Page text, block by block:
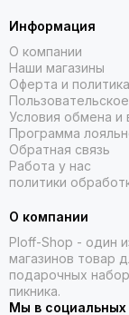
Информация
О компании
Наши магазины
Оферта и
Условия обмена и
Программа
Обратная связь
Работа у нас
политики
О компании
Ploff-Shop - один
магазинов товар
подарочных
пикника.
Мы в социальных